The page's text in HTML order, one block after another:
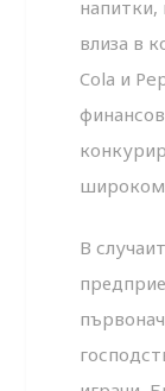
напитки,
влиза в
Cola и
В